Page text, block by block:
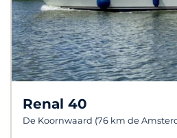
Renal 40
De Koornwaard (76 km de